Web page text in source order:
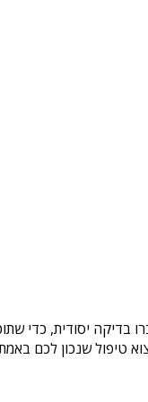
בדיקה יסודית, כדי
שנכון לכם